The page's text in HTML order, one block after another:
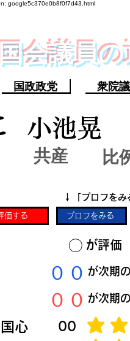
google5c370e0b8f0f7d43.html
会議員
国政政党 衆院
小池晃
共産 比
​↓「プロフをみ
価する プロフをみる
​〇​
​００
​００
心 ​00
​が評価
が次期
が次期
平均評価 3 /5